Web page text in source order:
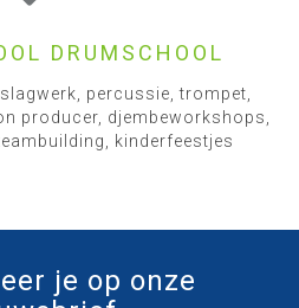
DRUMSCHOOL
percussie, trompet,
producer, djembeworkshops,
kinderfeestjes
je op onze